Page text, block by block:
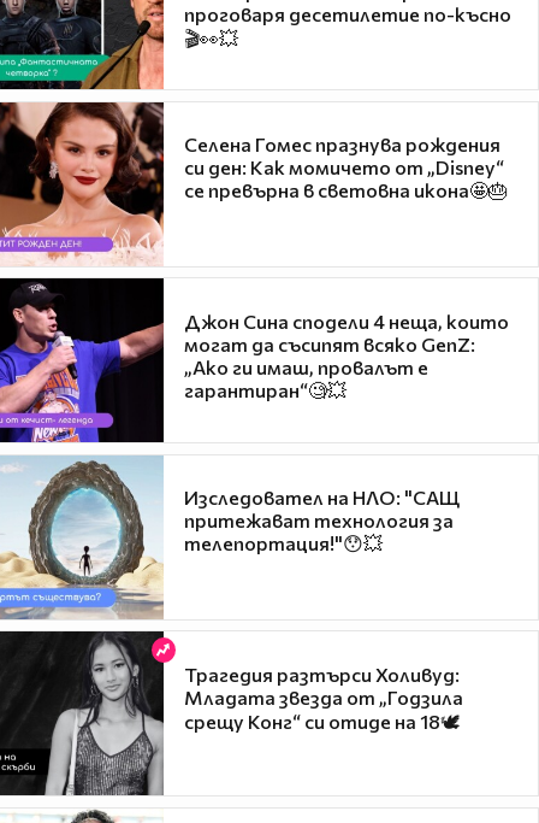
проговаря десетилетие по-късно
🎬👀💥
Селена Гомес празнува рождения
си ден: Как момичето от „Disney“
се превърна в световна икона🤩🎂
Джон Сина сподели 4 неща, които
могат да съсипят всяко GenZ:
„Ако ги имаш, провалът е
гарантиран“🧐💥
Изследовател на НЛО: "САЩ
притежават технология за
телепортация!"😯💥
Трагедия разтърси Холивуд:
Младата звезда от „Годзила
срещу Конг“ си отиде на 18🕊️